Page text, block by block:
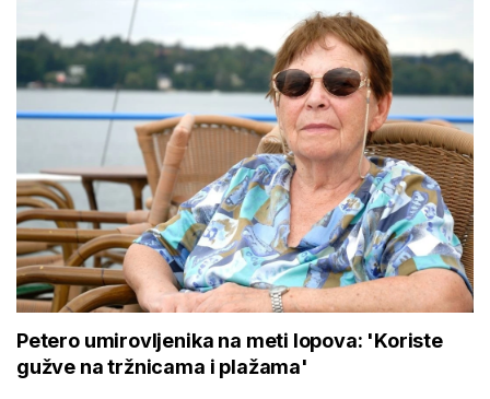
Petero umirovljenika na meti lopova: 'Koriste
gužve na tržnicama i plažama'